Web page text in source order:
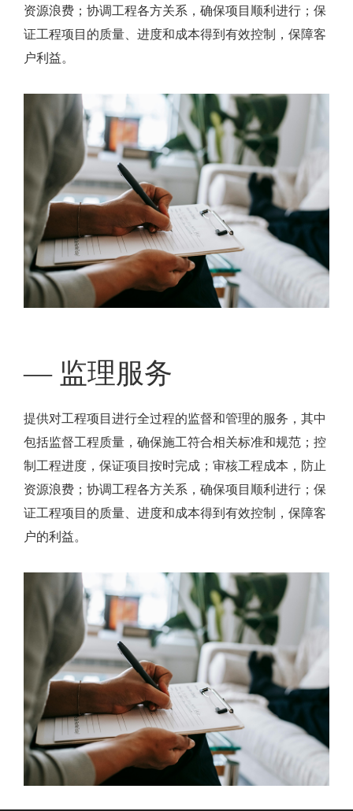
资源浪费；协调工程各方关系，确保项目顺利进行；保
证工程项目的质量、进度和成本得到有效控制，保障客
户利益。
— 监理服务
提供对工程项目进行全过程的监督和管理的服务，其中
包括监督工程质量，确保施工符合相关标准和规范；控
制工程进度，保证项目按时完成；审核工程成本，防止
资源浪费；协调工程各方关系，确保项目顺利进行；保
证工程项目的质量、进度和成本得到有效控制，保障客
户的利益。